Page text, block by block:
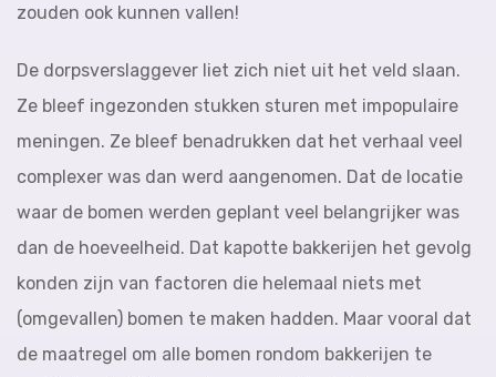
zouden ook kunnen vallen!
De dorpsverslaggever liet zich niet uit het veld slaan.
Ze bleef ingezonden stukken sturen met impopulaire
meningen. Ze bleef benadrukken dat het verhaal veel
complexer was dan werd aangenomen. Dat de locatie
waar de bomen werden geplant veel belangrijker was
dan de hoeveelheid. Dat kapotte bakkerijen het gevolg
konden zijn van factoren die helemaal niets met
(omgevallen) bomen te maken hadden. Maar vooral dat
de maatregel om alle bomen rondom bakkerijen te